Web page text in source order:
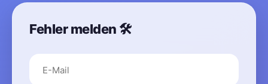
Fehler melden 🛠️